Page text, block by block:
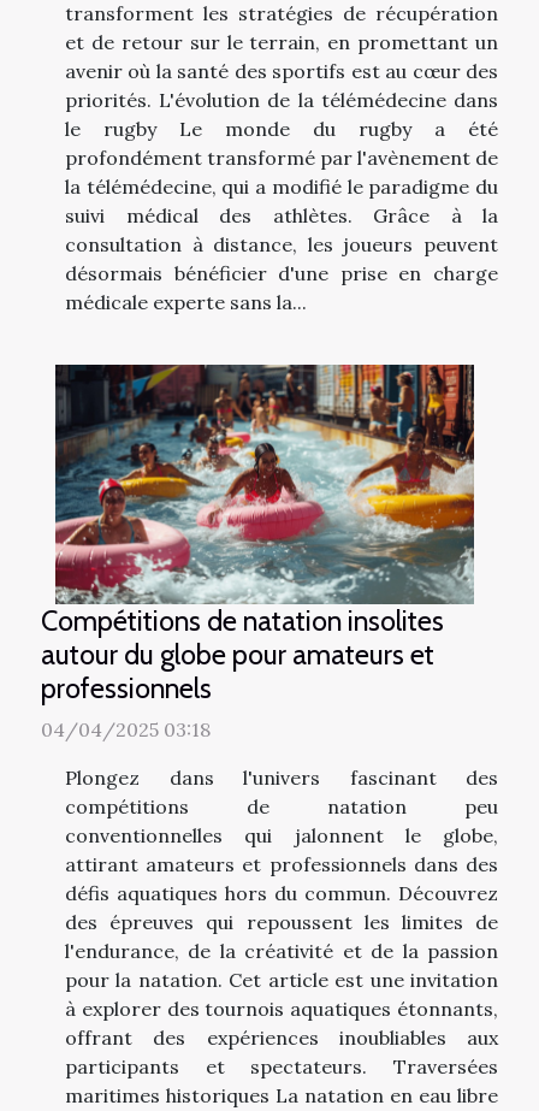
transforment les stratégies de récupération
et de retour sur le terrain, en promettant un
avenir où la santé des sportifs est au cœur des
priorités. L'évolution de la télémédecine dans
le rugby Le monde du rugby a été
profondément transformé par l'avènement de
la télémédecine, qui a modifié le paradigme du
suivi médical des athlètes. Grâce à la
consultation à distance, les joueurs peuvent
désormais bénéficier d'une prise en charge
médicale experte sans la...
Compétitions de natation insolites
autour du globe pour amateurs et
professionnels
04/04/2025 03:18
Plongez dans l'univers fascinant des
compétitions de natation peu
conventionnelles qui jalonnent le globe,
attirant amateurs et professionnels dans des
défis aquatiques hors du commun. Découvrez
des épreuves qui repoussent les limites de
l'endurance, de la créativité et de la passion
pour la natation. Cet article est une invitation
à explorer des tournois aquatiques étonnants,
offrant des expériences inoubliables aux
participants et spectateurs. Traversées
maritimes historiques La natation en eau libre